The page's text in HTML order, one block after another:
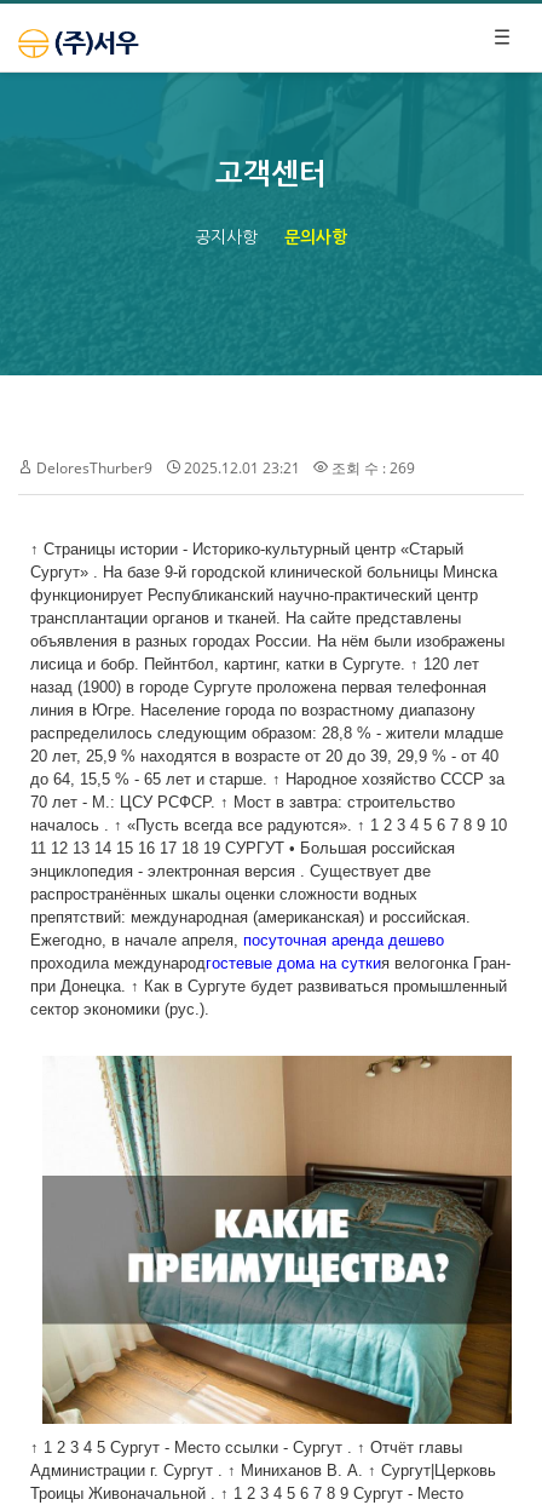
고객센터
공지사항 문의사항
DeloresThurber9 2025.12.01 23:21 조회 수 : 269
↑ Страницы истории - Историко-культурный центр «Старый
Сургут» . На базе 9-й городской клинической больницы Минска
функционирует Республиканский научно-практический центр
трансплантации органов и тканей. На сайте представлены
объявления в разных городах России. На нём были изображены
лисица и бобр. Пейнтбол, картинг, катки в Сургуте. ↑ 120 лет
назад (1900) в городе Сургуте проложена первая телефонная
линия в Югре. Население города по возрастному диапазону
распределилось следующим образом: 28,8 % - жители младше
20 лет, 25,9 % находятся в возрасте от 20 до 39, 29,9 % - от 40
до 64, 15,5 % - 65 лет и старше. ↑ Народное хозяйство СССР за
70 лет - М.: ЦСУ РСФСР. ↑ Мост в завтра: строительство
началось . ↑ «Пусть всегда все радуются». ↑ 1 2 3 4 5 6 7 8 9 10
11 12 13 14 15 16 17 18 19 СУРГУТ • Большая российская
энциклопедия - электронная версия . Существует две
распространённых шкалы оценки сложности водных
препятствий: международная (американская) и российская.
Ежегодно, в начале апреля, посуточная аренда дешево
проходила международгостевые дома на суткия велогонка Гран-
при Донецка. ↑ Как в Сургуте будет развиваться промышленный
сектор экономики (рус.).
↑ 1 2 3 4 5 Сургут - Место ссылки - Сургут . ↑ Отчёт главы
Администрации г. Сургут . ↑ Миниханов В. А. ↑ Сургут|Церковь
Троицы Живоначальной . ↑ 1 2 3 4 5 6 7 8 9 Сургут - Место